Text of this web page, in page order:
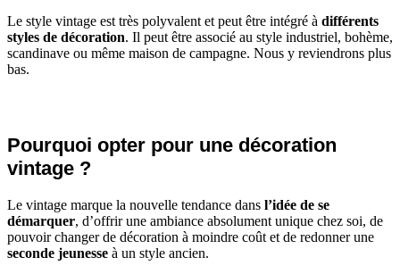
Le style vintage est très polyvalent et peut être intégré à différents
styles de décoration. Il peut être associé au style industriel, bohème,
scandinave ou même maison de campagne. Nous y reviendrons plus
bas.
Pourquoi opter pour une décoration
vintage ?
Le vintage marque la nouvelle tendance dans l’idée de se
démarquer, d’offrir une ambiance absolument unique chez soi, de
pouvoir changer de décoration à moindre coût et de redonner une
seconde jeunesse à un style ancien.